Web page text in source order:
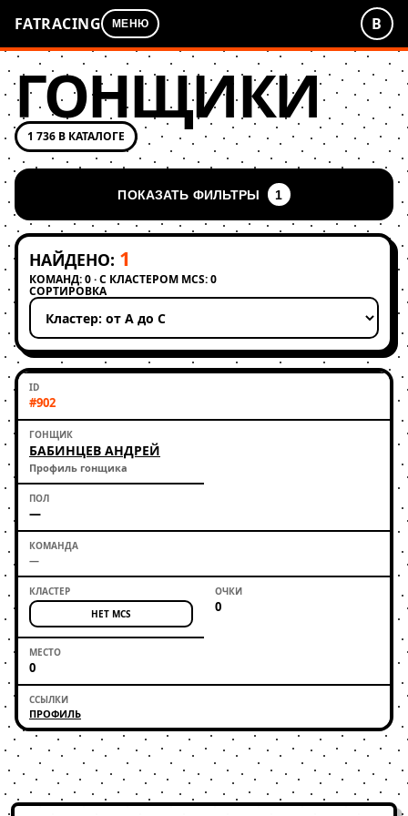
FATRACING МЕНЮ В
ГОНЩИКИ
1 736 В КАТАЛОГЕ
ПОКАЗАТЬ ФИЛЬТРЫ 1
НАЙДЕНО: 1
КОМАНД: 0 · С КЛАСТЕРОМ MCS: 0
СОРТИРОВКА
Применить сортировку
#902
БАБИНЦЕВ АНДРЕЙ
Профиль гонщика
—
—
НЕТ MCS 0
0
ПРОФИЛЬ